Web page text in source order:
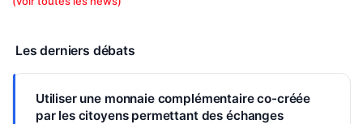
Les derniers débats
Utiliser une monnaie complémentaire co-créée
par les citoyens permettant des échanges